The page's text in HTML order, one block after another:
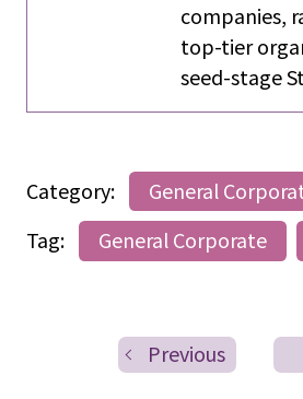
companies,
top-tier
seed-stage
Category:
General
Tag:
General Corporate
Previous